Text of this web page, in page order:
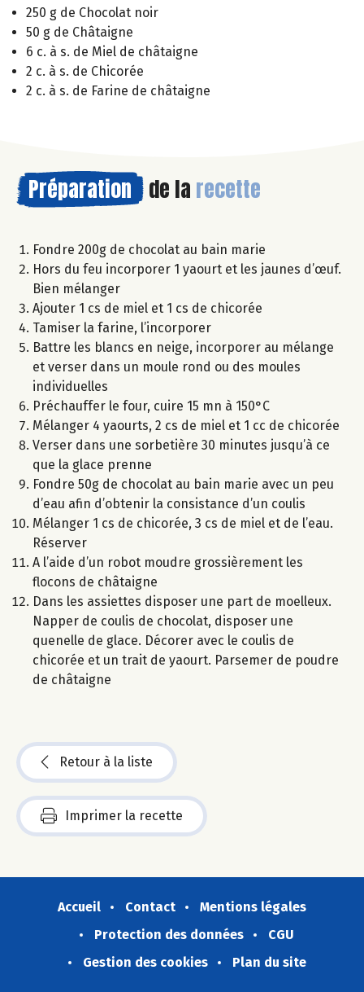
250 g de Chocolat noir
50 g de Châtaigne
6 c. à s. de Miel de châtaigne
2 c. à s. de Chicorée
2 c. à s. de Farine de châtaigne
Préparation de la recette
Fondre 200g de chocolat au bain marie
Hors du feu incorporer 1 yaourt et les jaunes d’œuf.
Bien mélanger
Ajouter 1 cs de miel et 1 cs de chicorée
Tamiser la farine, l’incorporer
Battre les blancs en neige, incorporer au mélange
et verser dans un moule rond ou des moules
individuelles
Préchauffer le four, cuire 15 mn à 150°C
Mélanger 4 yaourts, 2 cs de miel et 1 cc de chicorée
Verser dans une sorbetière 30 minutes jusqu’à ce
que la glace prenne
Fondre 50g de chocolat au bain marie avec un peu
d’eau afin d’obtenir la consistance d’un coulis
Mélanger 1 cs de chicorée, 3 cs de miel et de l’eau.
Réserver
A l’aide d’un robot moudre grossièrement les
flocons de châtaigne
Dans les assiettes disposer une part de moelleux.
Napper de coulis de chocolat, disposer une
quenelle de glace. Décorer avec le coulis de
chicorée et un trait de yaourt. Parsemer de poudre
de châtaigne
Retour à la liste
Imprimer la recette
Accueil Contact
Mentions légales
Protection des données
CGU
Gestion des cookies
Plan du site